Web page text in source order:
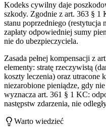
Kodeks cywilny daje
szkody. Zgodnie z art. 363 § 1
stanu poprzedniego (restytucja
zapłaty odpowiedniej sumy
nie do ubezpieczyciela.
Zasada pełnej kompensacji z
elementy: stratę rzeczywistą
koszty leczenia) oraz utracone
niezarobione pieniądze, gdy
wyznacza art. 361 § 1 KC:
następstw zdarzenia, nie
Warto wiedzieć